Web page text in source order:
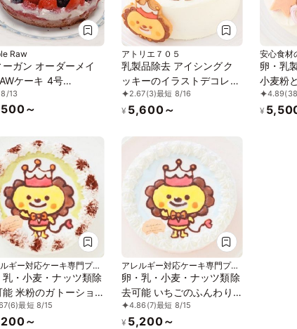
Raw
ーガン オーダーメイ
ケーキ 4号
《ヴィーガンスイー
ィーガンケーキ》
13
～
アトリエ７０５
乳製品除去 アイシングク
ッキーのイラストデコレー
ションケーキ 5号 15cm
2.67(3)最短 8/16
¥ 5,600～
安心食材
ペル
卵・乳
小麦粉
クター
ション
4.89
¥
ギー対応ケーキ専門プテ
乳・小麦・ナッツ類除
能 米粉のガトーショ
クリーム イラストケ
キャラクター1体の
(6)最短 8/15
～
アレルギー対応ケーキ専門プテ
ィパ
卵・乳・小麦・ナッツ類除
去可能 いちごのふんわり
ムース イラストケーキ
（キャラクター1体のみ）
4.86 (7)最短 8/15
¥ 5,200～